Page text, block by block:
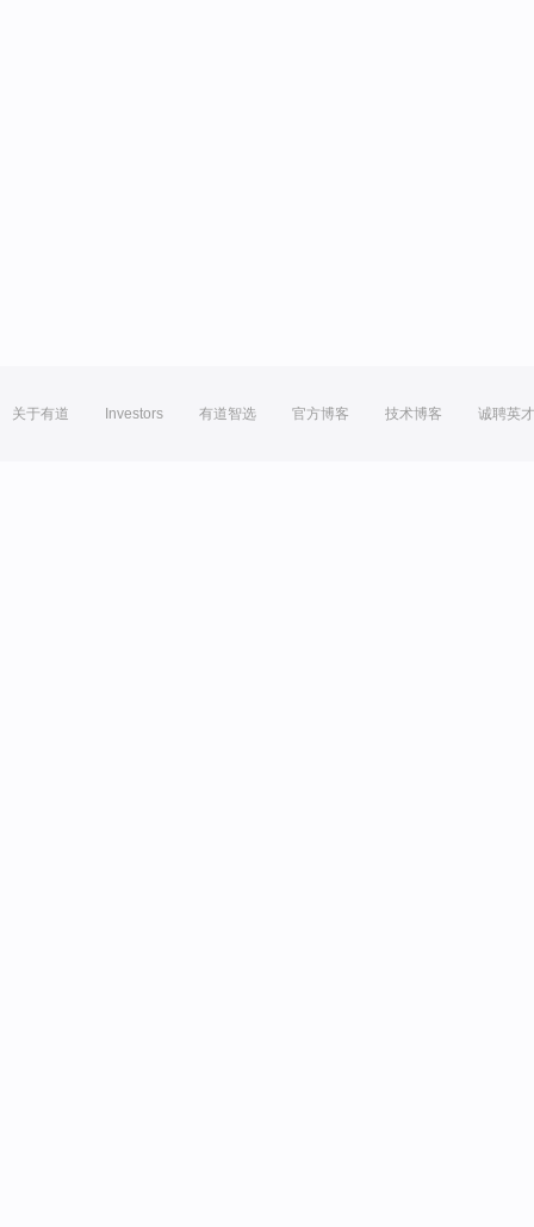
关于有道 Investors 有道智选 官方博客 技术博客 诚聘英才